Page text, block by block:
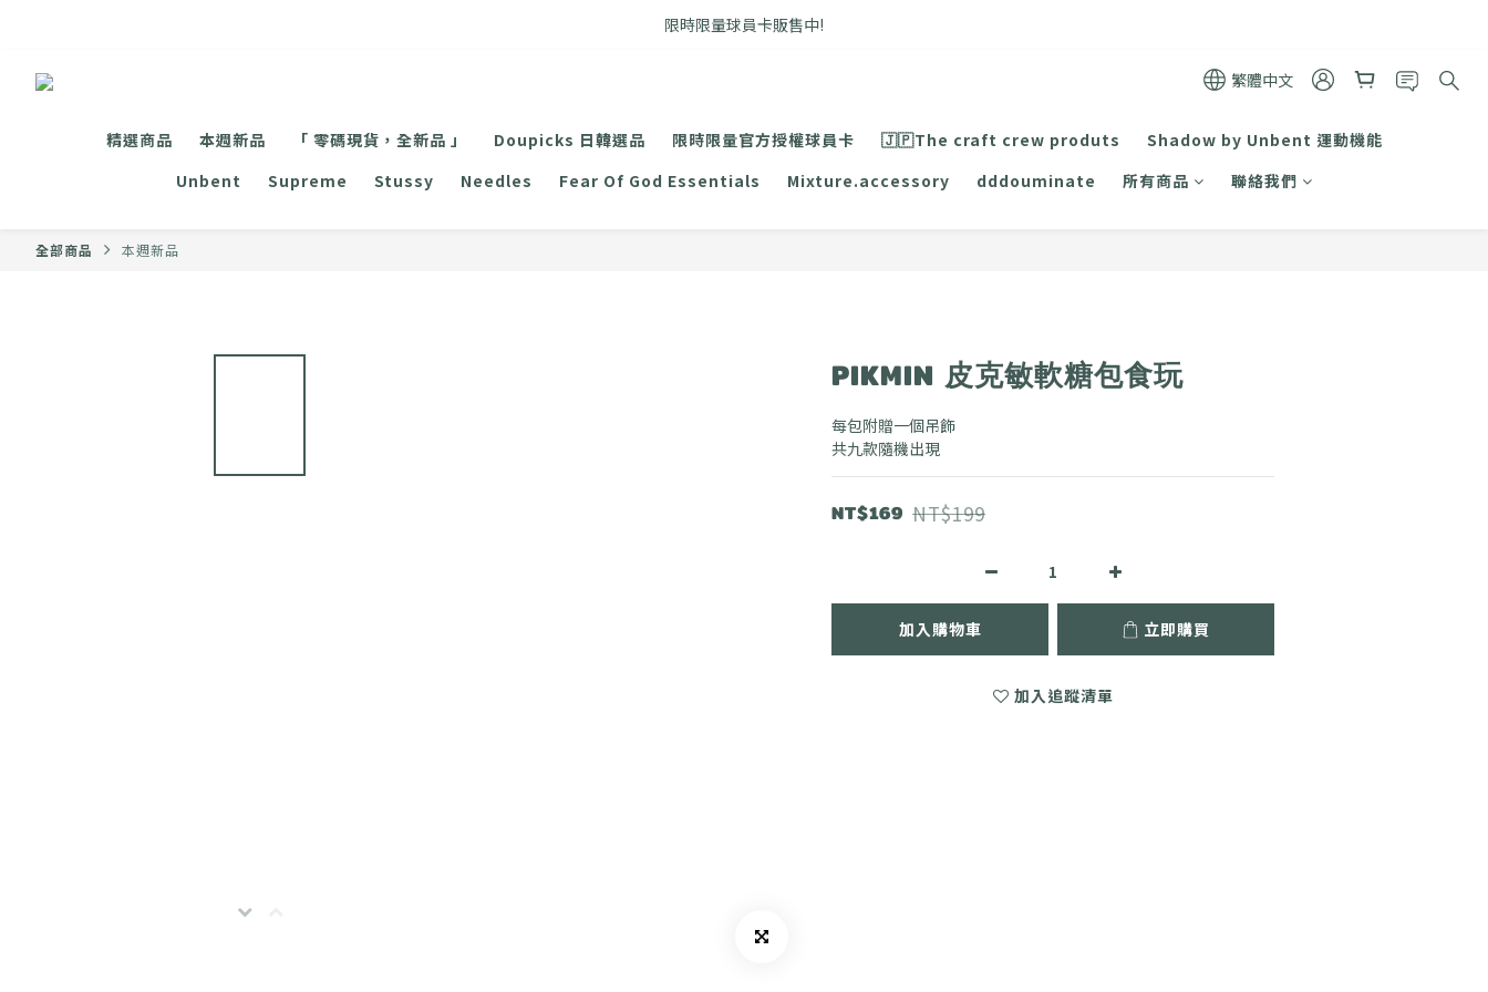
FB搜尋優惠社群 🔎 DOUSHOP 選貨
限時限量球員卡販售中!
繁體中文
精選商品 本週新品 「 零碼現貨，全新品 」 Doupicks 日韓選品 限時限量官方授權球員卡 🇯🇵The craft crew produts
Shadow by Unbent 運動機能
Unbent
Supreme Stussy Needles Fear Of God Essentials Mixture.accessory dddouminate 所有商品 聯絡我們
全部商品 本週新品
PIKMIN 皮克敏軟糖包食玩
每包附贈一個吊飾
共九款隨機出現
NT$169 NT$199
加入購物車 立即購買
加入追蹤清單